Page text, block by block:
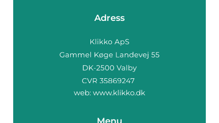
Adress
web: www.klikko.dk